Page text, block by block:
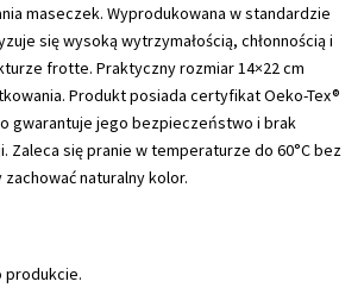
maseczek. Wyprodukowana w standardzie
się wysoką wytrzymałością, chłonnością i
frotte. Praktyczny rozmiar 14×22 cm
Produkt posiada certyfikat Oeko-Tex®
gwarantuje jego bezpieczeństwo i brak
Zaleca się pranie w temperaturze do 60°C bez
naturalny kolor.
produkcie.